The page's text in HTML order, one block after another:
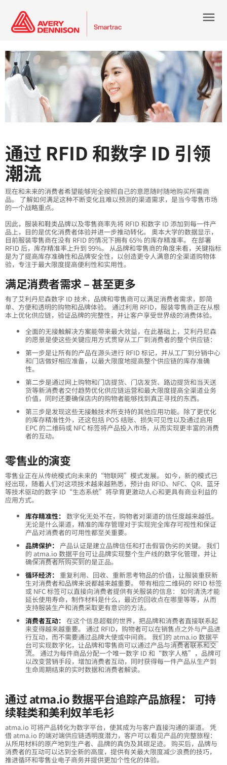
menu
通过 RFID 和数字 ID 引领
潮流
现在和未来的消费者希望能够完全按照自己的意愿随时随地购买所需商
品。 了解如何满足这种不断变化且难以预测的渠道需求，是当今零售市场
的一个战略重点。
因此，服装和鞋类品牌以及零售商率先将 RFID 和数字 ID 添加到每一件产
品上，目的是优化消费者体验并进一步推动转化。 奥本大学的数据显示，
目前服装零售商在没有 RFID 的情况下拥有 65% 的库存精准率。 在部署
RFID 后，库存精准率上升到 99%。 从品牌和零售商的角度来看，关键指标
是为了提高库存准确性和品牌安全性，以创造更令人满意的全渠道购物体
验，专注于最大限度提高便利性和实用性。
满足消费者需求 – 甚至更多
有了艾利丹尼森数字 ID 技术，品牌和零售商可以满足消费者需求，即简
单、方便和透明的购物和品牌体验。 通过利用 RFID，服装零售商正在从根
本上优化供应链，验证品牌的完整性，并让客户享受世界级的消费体验。
全面的无接触解决方案能带来最大效益，在此基础上，艾利丹尼森
的愿景是使这些关键应用方式贯穿从工厂到消费者的整个供应链：
第一步是让所有的产品在源头进行 RFID 标记，并从工厂到分销中心
和门店做好相应准备，以最大限度地提高整个供应链的库存准确
性。
第二步是通过网上购物和门店提货、门店发货、路边提货和当天送
货等新消费者交付趋势优化供应链运营和最大限度提高全渠道业务
价值，同时还要确保店内的购物者能够找到真正寻找的东西。
第三步是发现这些无接触技术所支持的其他应用功能。除了更优化
的库存精准性外，还这包括 POS 结账、损失可见性以及通过启用
EPC 的二维码或 NFC 标签将产品投入市场，从而实现更丰富的消费
者的互动。
零售业的演变
零售业正在从传统模式向未来的“物联网”模式发展。 如今，新的模式已
经出现，随着人们对这项技术越来越熟悉，预计由 RFID、NFC、QR、蓝牙
等技术驱动的数字 ID“生态系统”将孕育更激动人心和更具有商业利益的
应用方式。
库存精准性： 数字化无处不在，购物者对渠道的信任度越来越低。
无论是什么渠道，精准的库存管理对于实现完全库存可视性和保证
产品对消费者的可用性都至关重要。
品牌保护： 产品认证是建立品牌信任和打击假冒伪劣的关键。 我们
的 atma.io 数据平台可让品牌实现整个生产线的数字化管理，并让
确保消费者所购买到的是正品。
循环经济： 重复利用、回收、重新思考物品的价值，让服装重获新
生对消费者和品牌来说都越来越重要。 带有相应二维码的 RFID 标签
或 NFC 标签可以直接向消费者提供有关服装的信息： 如何清洗才能
延长使用寿命，制作材料是什么，最近的回收点在哪里等等，从而
支持服装生产和消费采取更有意识的方法。
消费者互动： 在这个信息超载的世界，把品牌和消费者直接联系起
来变得越来越重要。 通过 RFID，购物者可以在销售点之外与产品进
行互动，而不需要通过品牌大使或中间商。 我们的 atma.io 数据平
台可实现数字化，让品牌和零售商可以通过产品与消费者联系和交
流。 通过为每件商品分配一个唯一数字 ID 和“数字人格”，品牌可
以改变营销手段，增加消费者互动，同时获得每一件产品从生产到
生命周期结束的实时数据和消费者解读。
通过 atma.io 数据平台追踪产品旅程： 可持
续鞋类和美利奴羊毛衫
atma.io 可将产品转化为数字平台，使其成为与客户直接沟通的渠道。 凭
借 atma.io 的端对端供应链透明度潜力，客户可以看见产品的完整旅程：
从所用材料的原产地到生产者、品牌的真伪及其碳足迹。 购买后，品牌与
消费者的互动可以达到全新的高度，提供有关最大限度减少浪费的技巧，
推进循环和零售业电子商务并提供更加个性化的体验。